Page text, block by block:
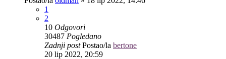
1
2
10 Odgovori
30487 Pogledano
Zadnji postPostao/la bertone
20 lip 2022, 20:59